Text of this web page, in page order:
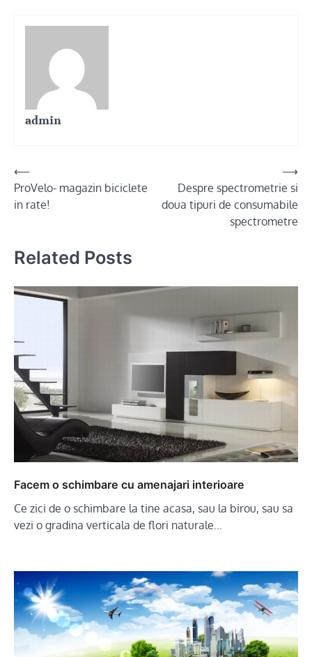
admin
Post
navigation
⟵
ProVelo- magazin biciclete
in rate!
Despre spectrometrie si
doua tipuri de consumabile
spectrometre
⟶
Related Posts
Facem o schimbare cu amenajari interioare
Ce zici de o schimbare la tine acasa, sau la birou, sau sa
vezi o gradina verticala de flori naturale…